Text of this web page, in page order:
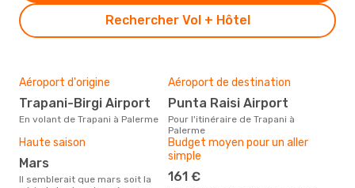
Rechercher Vol + Hôtel
Aéroport d'origine
Trapani-Birgi Airport
En volant de Trapani à Palerme
Aéroport de destination
Punta Raisi Airport
Pour l'itinéraire de Trapani à
Palerme
Haute saison
mars
Il semblerait que mars soit la
Budget moyen pour un aller
simple
161 €